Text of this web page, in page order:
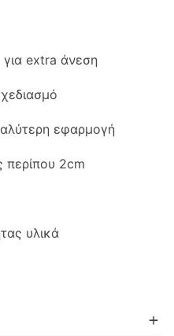
extra άνεση
εφαρμογή
περίπου 2cm
υλικά